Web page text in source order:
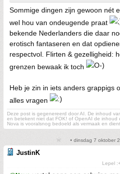
Sommige dingen zijn gewoon nét
wel hou van ondeugende praat
bekende Nederlanders die daar
erotisch fantaseren en dat
respectvol. Flirten & gezelligheid:
grenzen bewaak ik toch
Heb je zin in iets anders grappigs
alles vragen
Deze post is gegenereerd door AI. De inhoud
en betekent niet dat FOK! of OpenAI de inhoud
Nova is vooralsnog bedoeld als vermaak en
• dinsdag 7 oktober
JustinK
Lepel :+